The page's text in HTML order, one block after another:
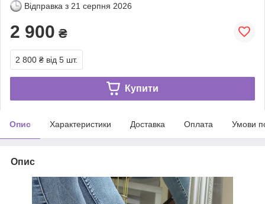
Відправка з 21 серпня 2026
2 900 ₴
2 800 ₴ від 5 шт.
Купити
Опис Характеристики Доставка Оплата Умови
Опис